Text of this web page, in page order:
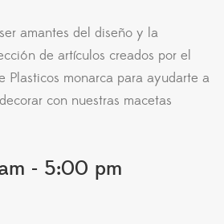
amantes del diseño y la
de artículos creados por el
Plasticos monarca para ayudarte a
con nuestras macetas
- 5:00 pm